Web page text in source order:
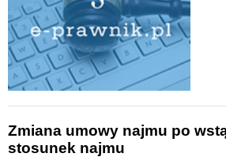
Zmiana umowy najmu po
stosunek najmu